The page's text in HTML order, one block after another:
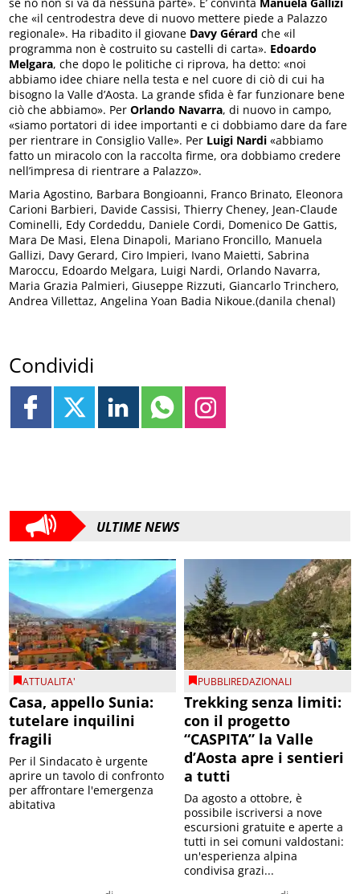
che «il centrodestra deve di nuovo mettere piede a Palazzo
regionale». Ha ribadito il giovane Davy Gérard che «il
programma non è costruito su castelli di carta». Edoardo
Melgara, che dopo le politiche ci riprova, ha detto: «noi
abbiamo idee chiare nella testa e nel cuore di ciò di cui ha
bisogno la Valle d’Aosta. La grande sfida è far funzionare bene
ciò che abbiamo». PerOrlando Navarra, di nuovo in campo,
«siamo portatori di idee importanti e ci dobbiamo dare da fare
per rientrare in Consiglio Valle». Per Luigi Nardi «abbiamo
fatto un miracolo con la raccolta firme, ora dobbiamo credere
nell’impresa di rientrare a Palazzo».
Maria Agostino, Barbara Bongioanni, Franco Brinato, Eleonora
Carioni Barbieri, Davide Cassisi, Thierry Cheney, Jean-Claude
Cominelli, Edy Cordeddu, Daniele Cordi, Domenico De Gattis,
Mara De Masi, Elena Dinapoli, Mariano Froncillo, Manuela
Gallizi, Davy Gerard, Ciro Impieri, Ivano Maietti, Sabrina
Maroccu, Edoardo Melgara, Luigi Nardi, Orlando Navarra,
Maria Grazia Palmieri, Giuseppe Rizzuti, Giancarlo Trinchero,
Andrea Villettaz, Angelina Yoan Badia Nikoue.(danila chenal)
Condividi
ULTIME NEWS
ATTUALITA'
Casa, appello Sunia:
tutelare inquilini
fragili
Per il Sindacato è urgente
aprire un tavolo di confronto
per affrontare l'emergenza
abitativa
PUBBLIREDAZIONALI
Trekking senza limiti:
con il progetto
“CASPITA” la Valle
d’Aosta apre i sentieri
a tutti
Da agosto a ottobre, è
possibile iscriversi a nove
escursioni gratuite e aperte a
tutti in sei comuni valdostani:
un'esperienza alpina
condivisa grazi...